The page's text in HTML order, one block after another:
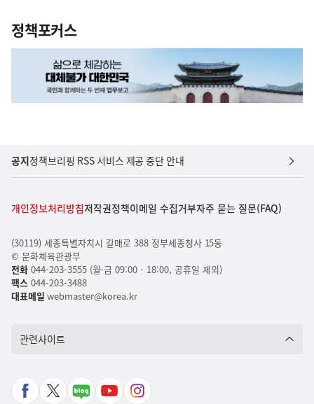
정책포커스
공지정책브리핑 RSS 서비스 제공 중단 안내
개인정보처리방침저작권정책이메일 수집거부자주 묻는 질문(FAQ)
(30119) 세종특별자치시 갈매로 388 정부세종청사 15동
© 문화체육관광부
전화044-203-3555 (월-금 09:00 - 18:00, 공휴일 제외)
팩스 044-203-3488
대표메일 webmaster@korea.kr
관련사이트
페
X
네
유
인